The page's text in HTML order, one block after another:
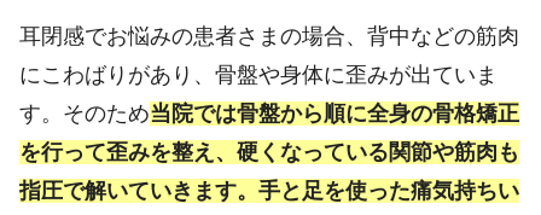
耳閉感でお悩みの患者さまの場合、背中などの筋肉
にこわばりがあり、骨盤や身体に歪みが出ていま
す。そのため当院では骨盤から順に全身の骨格矯正
を行って歪みを整え、硬くなっている関節や筋肉も
指圧で解いていきます。手と足を使った痛気持ちい